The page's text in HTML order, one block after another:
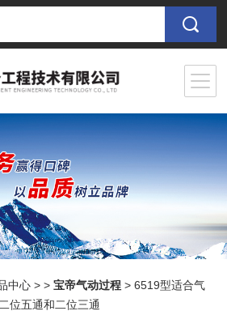
中心 > >宝帝气动过程 > 6519型适合气
位五通和二位三通